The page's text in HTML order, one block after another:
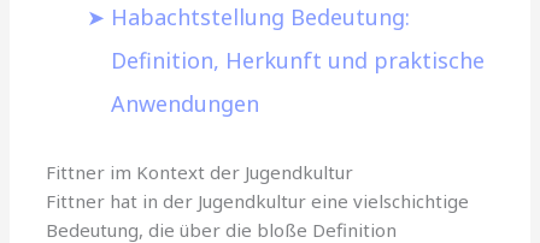
Habachtstellung Bedeutung:
Definition, Herkunft und praktische
Anwendungen
Fittner im Kontext der Jugendkultur
Fittner hat in der Jugendkultur eine vielschichtige
Bedeutung, die über die bloße Definition